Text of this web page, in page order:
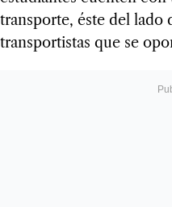
transporte, éste del lado
transportistas que se